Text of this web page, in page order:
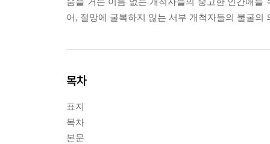
어, 절망에 굴복하지 않는 서부 개척자들의 불굴의
목차
표지
목차
본문